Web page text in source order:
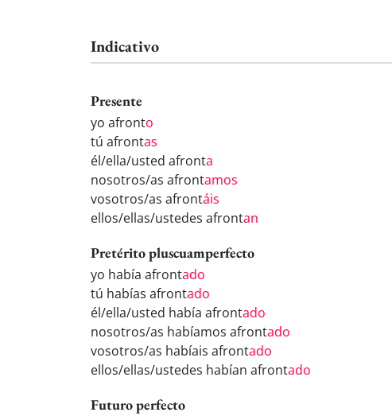
Indicativo
Presente
yo afronto
tú afrontas
él/ella/usted afronta
nosotros/as afrontamos
vosotros/as afrontáis
ellos/ellas/ustedes afrontan
Pretérito pluscuamperfecto
yo había afrontado
tú habías afrontado
él/ella/usted había afrontado
nosotros/as habíamos afrontado
vosotros/as habíais afrontado
ellos/ellas/ustedes habían afrontado
Futuro perfecto